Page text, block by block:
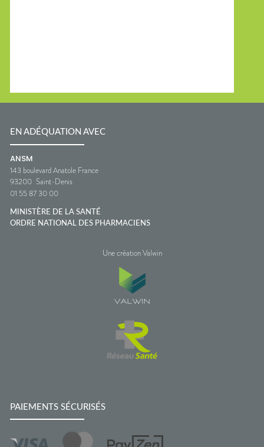
EN ADÉQUATION AVEC
ANSM
143 boulevard Anatole France
93200 Saint-Denis
01 55 87 30 00
MINISTÈRE DE LA SANTÉ
ORDRE NATIONAL DES PHARMACIENS
Une création Valwin
PAIEMENTS SÉCURISÉS